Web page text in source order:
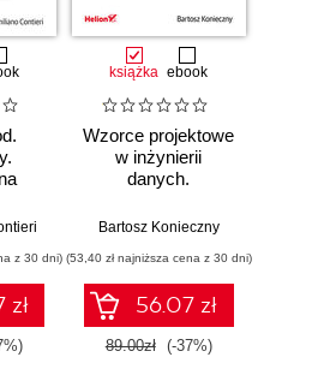
z 30 dni)
zł
książka ebook
Wzorce projektowe
w inżynierii
danych.
rozwiązania i dobre
Bartosz Konieczny
(53,40 zł najniższa cena z 30 dni)
56.07 zł
89.00zł (-37%)